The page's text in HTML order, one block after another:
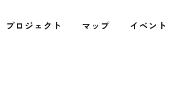
プロジェクト マップ イベント